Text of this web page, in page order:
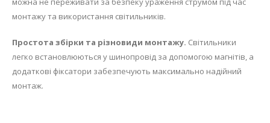
монтажу та використання світильників.
Простота збірки та різновиди монтажу. Світильники
легко встановлюються у шинопровід за допомогою магнітів, а
додаткові фіксатори забезпечують максимально надійний
монтаж.